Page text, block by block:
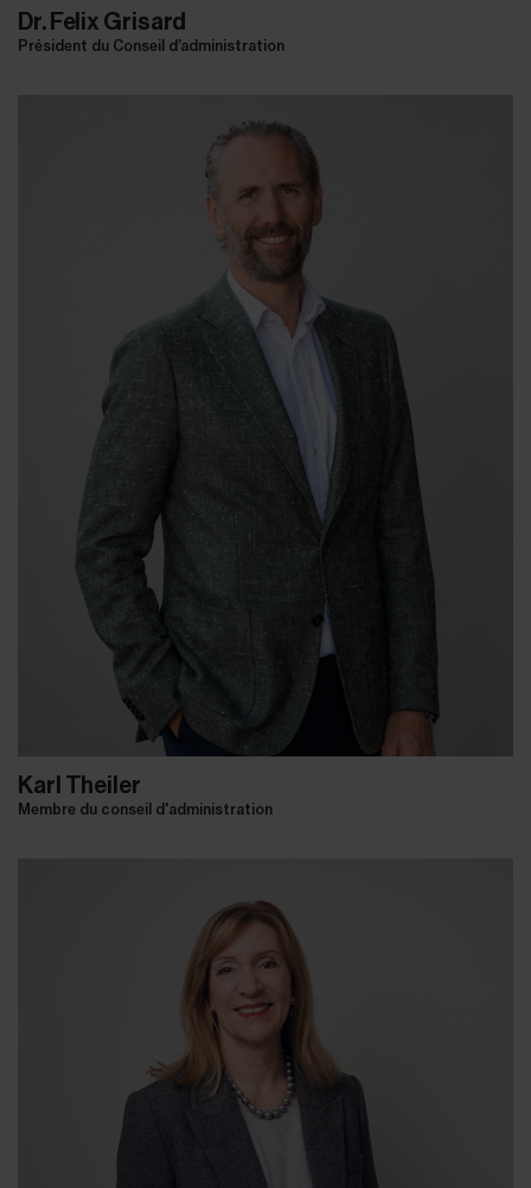
Dr. Felix Grisard
Président du Conseil d’administration
Karl Theiler
Membre du conseil d'administration